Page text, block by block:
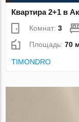
Квартира 2+1 в
Комнат:3
Площадь:70
TIMONDRO